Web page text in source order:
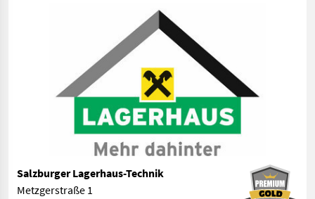
Salzburger Lagerhaus-Technik
Metzgerstraße 1